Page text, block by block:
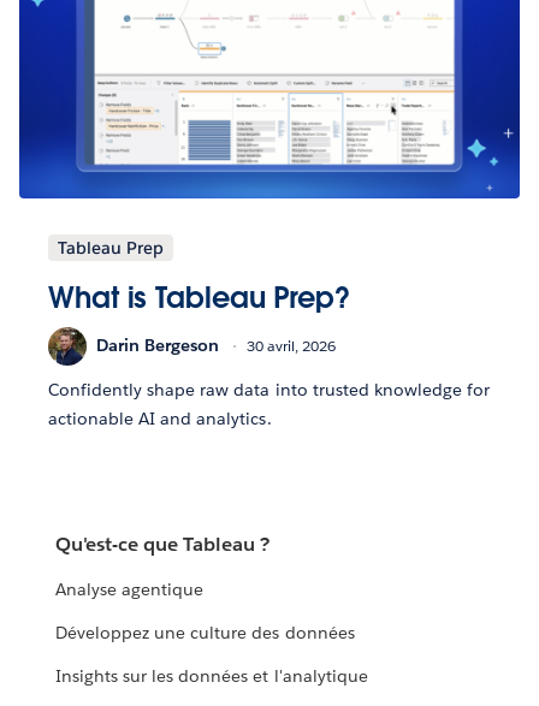
Tableau Prep
What is Tableau Prep?
Darin Bergeson 30 avril, 2026
Confidently shape raw data into trusted knowledge for
actionable AI and analytics.
Qu'est-ce que Tableau ?
Analyse agentique
Développez une culture des données
Insights sur les données et l'analytique